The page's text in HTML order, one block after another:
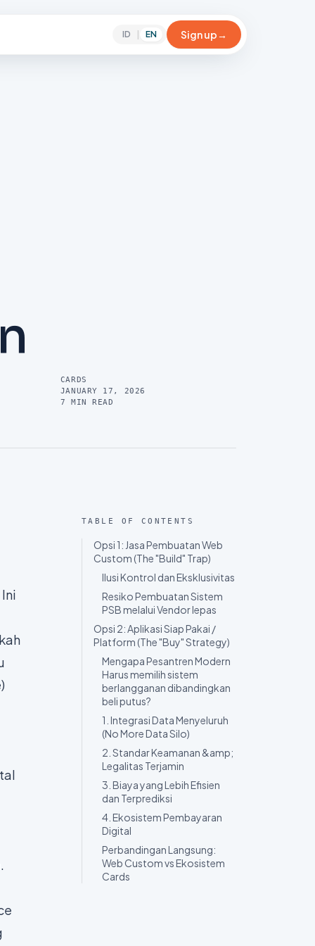
ID EN Sign up→
CARDS
JANUARY 17, 2026
7
MIN READ
)
TABLE OF CONTENTS
Opsi 1: Jasa Pembuatan Web
Custom (The "Build" Trap)
Ilusi Kontrol dan Eksklusivitas
Resiko Pembuatan Sistem
PSB melalui Vendor lepas
Opsi 2: Aplikasi Siap Pakai /
Platform (The "Buy" Strategy)
Mengapa Pesantren Modern
Harus memilih sistem
berlangganan dibandingkan
beli putus?
1. Integrasi Data Menyeluruh
(No More Data Silo)
2. Standar Keamanan &amp;
Legalitas Terjamin
3. Biaya yang Lebih Efisien
dan Terprediksi
4. Ekosistem Pembayaran
Digital
Perbandingan Langsung:
Web Custom vs Ekosistem
Cards